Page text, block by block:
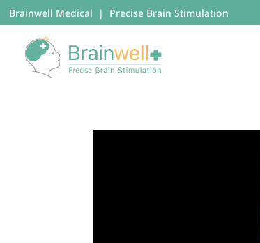
Brainwell Medical | Precise Brain Stimulation